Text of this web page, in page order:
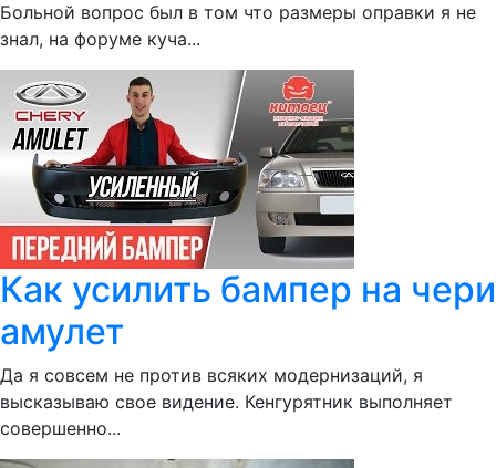
Больной вопрос был в том что размеры оправки я не
знал, на форуме куча...
Как усилить бампер на чери
амулет
Да я совсем не против всяких модернизаций, я
высказываю свое видение. Кенгурятник выполняет
совершенно...